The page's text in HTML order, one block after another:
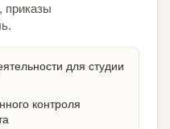
приказы
для студии
контроля